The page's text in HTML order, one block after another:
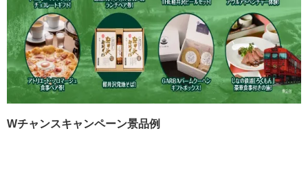
Wチャンスキャンペーン景品例